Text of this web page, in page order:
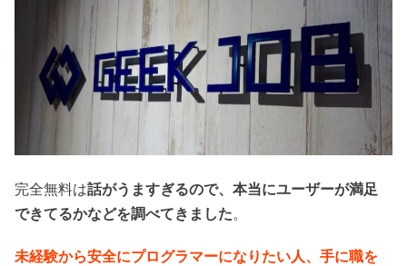
完全無料は話がうますぎるので、本当にユーザーが満足
できてるかなどを調べてきました。
未経験から安全にプログラマーになりたい人、手に職を